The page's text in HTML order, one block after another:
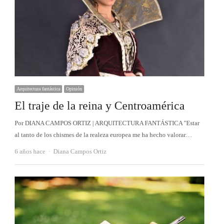
Arquitectura fantástica Opinión
El traje de la reina y Centroamérica
Por DIANA CAMPOS ORTIZ | ARQUITECTURA FANTÁSTICA "Estar
al tanto de los chismes de la realeza europea me ha hecho valorar…
6 años hace Autor
Diana Campos Ortiz